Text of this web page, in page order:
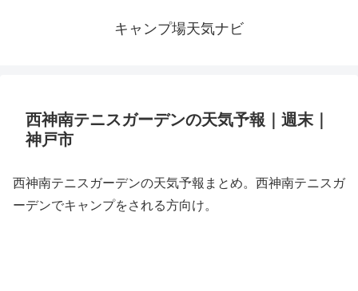
キャンプ場天気ナビ
西神南テニスガーデンの天気予報｜週末｜
神戸市
西神南テニスガーデンの天気予報まとめ。西神南テニスガ
ーデンでキャンプをされる方向け。